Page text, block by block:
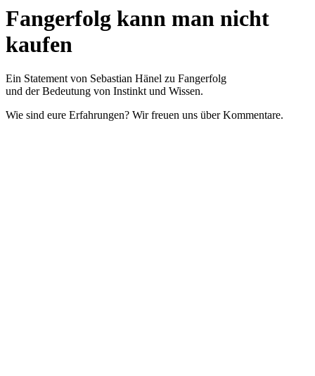
Fangerfolg kann man nicht
kaufen
Ein Statement von Sebastian Hänel zu Fangerfolg
und der Bedeutung von Instinkt und Wissen.
Wie sind eure Erfahrungen? Wir freuen uns über Kommentare.